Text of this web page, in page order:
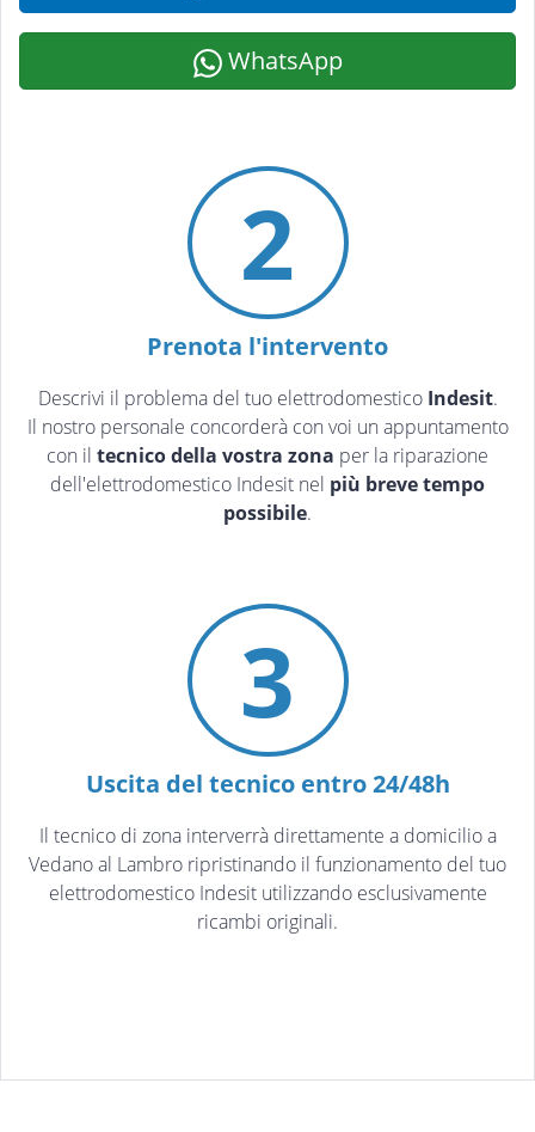
WhatsApp
2
Prenota l'intervento
Descrivi il problema del tuo elettrodomestico Indesit.
Il nostro personale concorderà con voi un appuntamento
con il tecnico della vostra zona per la riparazione
dell'elettrodomestico Indesit nel più breve tempo
possibile.
3
Uscita del tecnico entro 24/48h
Il tecnico di zona interverrà direttamente a domicilio a
Vedano al Lambro ripristinando il funzionamento del tuo
elettrodomestico Indesit utilizzando esclusivamente
ricambi originali.